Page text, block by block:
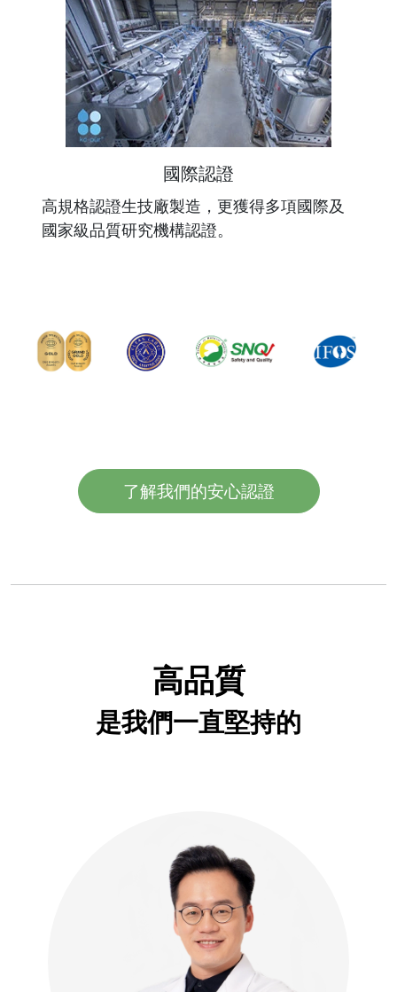
國際認證
高規格認證生技廠製造，更獲得多項國際及
國家級品質研究機構認證。
了解我們的安心認證
高品質
是我們一直堅持的